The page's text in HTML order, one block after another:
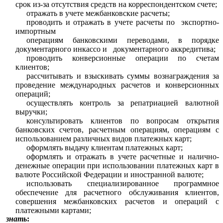
срок из-за отсутствия средств на корреспондентском счете;
отражать в учете межбанковские расчеты;
проводить и отражать в учете расчеты по экспортно-
импортным
операциям банковскими переводами, в порядке
документарного инкассо и документарного аккредитива;
проводить конверсионные операции по счетам
клиентов;
рассчитывать и взыскивать суммы вознаграждения за
проведение международных расчетов и конверсионных
операций;
осуществлять контроль за репатриацией валютной
выручки;
консультировать клиентов по вопросам открытия
банковских счетов, расчетным операциям, операциям с
использованием различных видов платежных карт;
оформлять выдачу клиентам платежных карт;
оформлять и отражать в учете расчетные и налично-
денежные операции при использовании платежных карт в
валюте Российской Федерации и иностранной валюте;
использовать специализированное программное
обеспечение для расчетного обслуживания клиентов,
совершения межбанковских расчетов и операций с
платежными картами;
знать: